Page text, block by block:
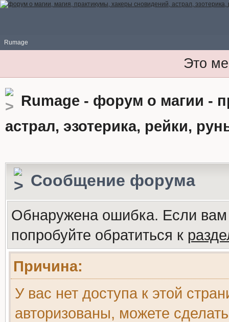
Rumage
Это
Rumage - форум о магии -
астрал, эзотерика, рейки,
Сообщение форума
Обнаружена ошибка. Если
попробуйте обратиться к
Причина:
У вас нет доступа к этой
авторизованы, можете